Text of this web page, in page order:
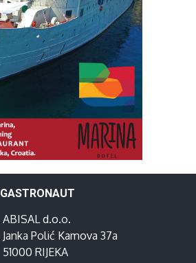
GASTRONAUT
ABISAL d.o.o.
Janka Polić Kamova 37a
51000 RIJEKA